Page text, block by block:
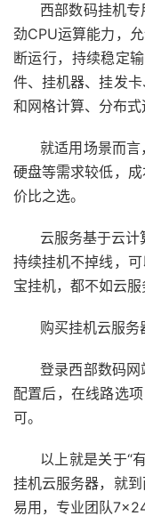
西部数码挂机
劲CPU运算能力，
断运行，持续稳定
件、挂机器、挂发卡
和网格计算、分布式
就适用场景而言
硬盘等需求较低，
价比之选。
云服务基于云计
持续挂机不掉线，
宝挂机，都不如云
购买挂机云服务
登录西部数码
配置后，在线路选
可。
以上就是关于“
挂机云服务器，就
易用，专业团队